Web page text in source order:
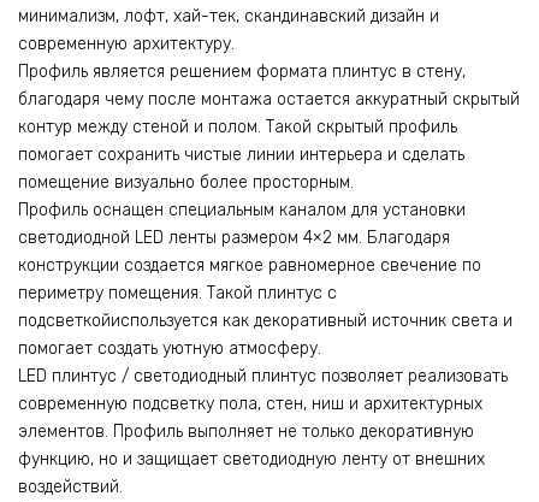
минимализм, лофт, хай-тек, скандинавский дизайн и
современную архитектуру.
Профиль является решением формата плинтус в стену,
благодаря чему после монтажа остается аккуратный скрытый
контур между стеной и полом. Такой скрытый профиль
помогает сохранить чистые линии интерьера и сделать
помещение визуально более просторным.
Профиль оснащен специальным каналом для установки
светодиодной LED ленты размером 4×2 мм. Благодаря
конструкции создается мягкое равномерное свечение по
периметру помещения. Такой плинтус с
подсветкойиспользуется как декоративный источник света и
помогает создать уютную атмосферу.
LED плинтус / светодиодный плинтус позволяет реализовать
современную подсветку пола, стен, ниш и архитектурных
элементов. Профиль выполняет не только декоративную
функцию, но и защищает светодиодную ленту от внешних
воздействий.